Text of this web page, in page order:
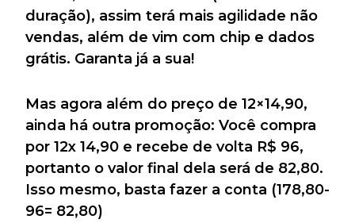
duração), assim terá mais agilidade não
vendas, além de vim com chip e dados
grátis. Garanta já a sua!
Mas agora além do preço de 12×14,90,
ainda há outra promoção: Você compra
por 12x 14,90 e recebe de volta R$ 96,
portanto o valor final dela será de 82,80.
Isso mesmo, basta fazer a conta (178,80-
96= 82,80)